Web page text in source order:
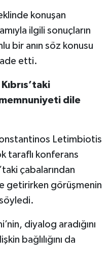
konuşan
ilgili sonuçların
bir anın söz konusu
etti.
dile
Letimbiotis
taraflı konferans
çabalarından
getirirken görüşmenin
diyalog aradığını
bağlılığını da